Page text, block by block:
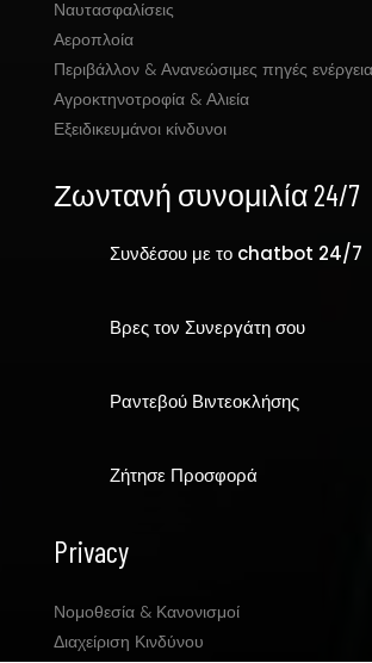
Ναυτασφαλίσεις
Αεροπλοία
Περιβάλλον & Ανανεώσιμες πηγές
Αγροκτηνοτροφία & Αλιεία
Εξειδικευμάνοι κίνδυνοι
Ζωντανή συνομιλία 24/7
Συνδέσου με το chatbot 24/7
Βρες τον Συνεργάτη σου
Ραντεβού Βιντεοκλήσης
Ζήτησε Προσφορά
Privacy
Νομοθεσία & Κανονισμοί
Διαχείριση Κινδύνου